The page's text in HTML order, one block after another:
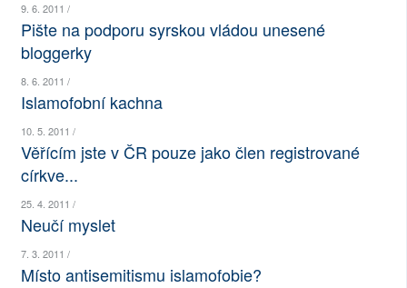
9. 6. 2011 /
Pište na podporu syrskou vládou unesené
bloggerky
8. 6. 2011 /
Islamofobní kachna
10. 5. 2011 /
Věřícím jste v ČR pouze jako člen registrované
církve...
25. 4. 2011 /
Neučí myslet
7. 3. 2011 /
Místo antisemitismu islamofobie?